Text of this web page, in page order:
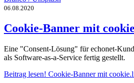
06.08.2020
Cookie-Banner mit
Eine "Consent-Lösung" für echonet-
als Software-as-a-Service fertig gestellt.
Beitrag lesen! Cookie-Banner mit